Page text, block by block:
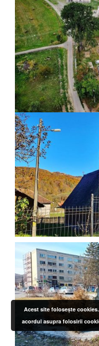
Acest site foloseşte
acordul asupra folosirii